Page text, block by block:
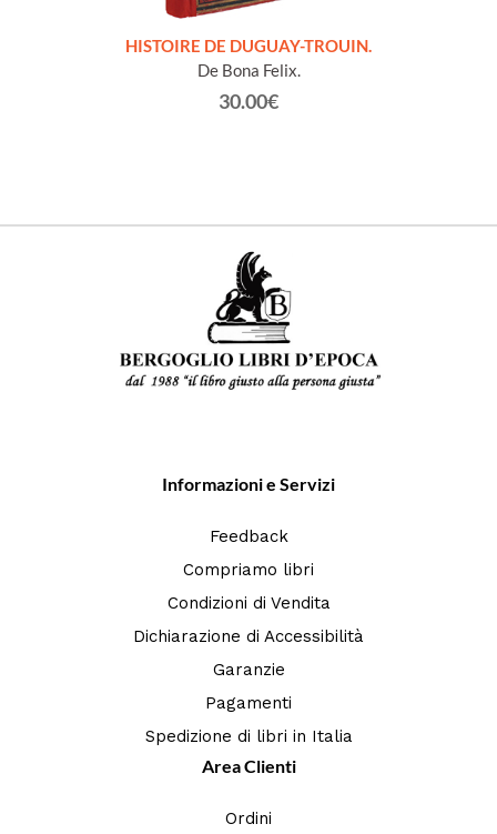
HISTOIRE DE DUGUAY-TROUIN.
De Bona Felix.
30.00€
Informazioni e Servizi
Feedback
Compriamo libri
Condizioni di Vendita
Dichiarazione di Accessibilità
Garanzie
Pagamenti
Spedizione di libri in Italia
Area Clienti
Ordini